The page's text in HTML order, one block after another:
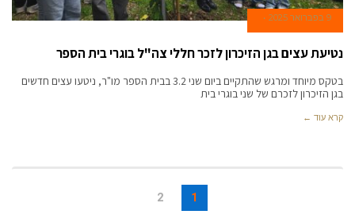
9 בפברואר 2025
נטיעת עצים בגן הזיכרון לזכר חללי צה"ל בוגרי בית הספר
בטקס מיוחד ומרגש שהתקיים ביום שני 3.2 בבית הספר מו"ר, ניטעו עצים חדשים
בגן הזיכרון לזכרם של שני בוגרי בית
קרא עוד ←
1
2